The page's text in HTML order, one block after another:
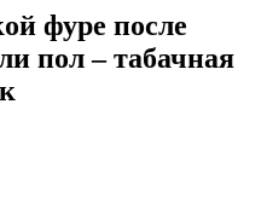
фуре после
пол – табачная